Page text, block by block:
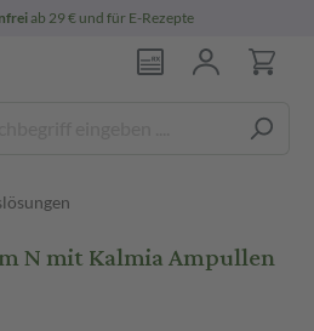
ab 29 € und für E-Rezepte
N mit Kalmia Ampullen